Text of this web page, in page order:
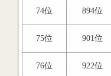
74位 894位
75位 901位
76位 922位